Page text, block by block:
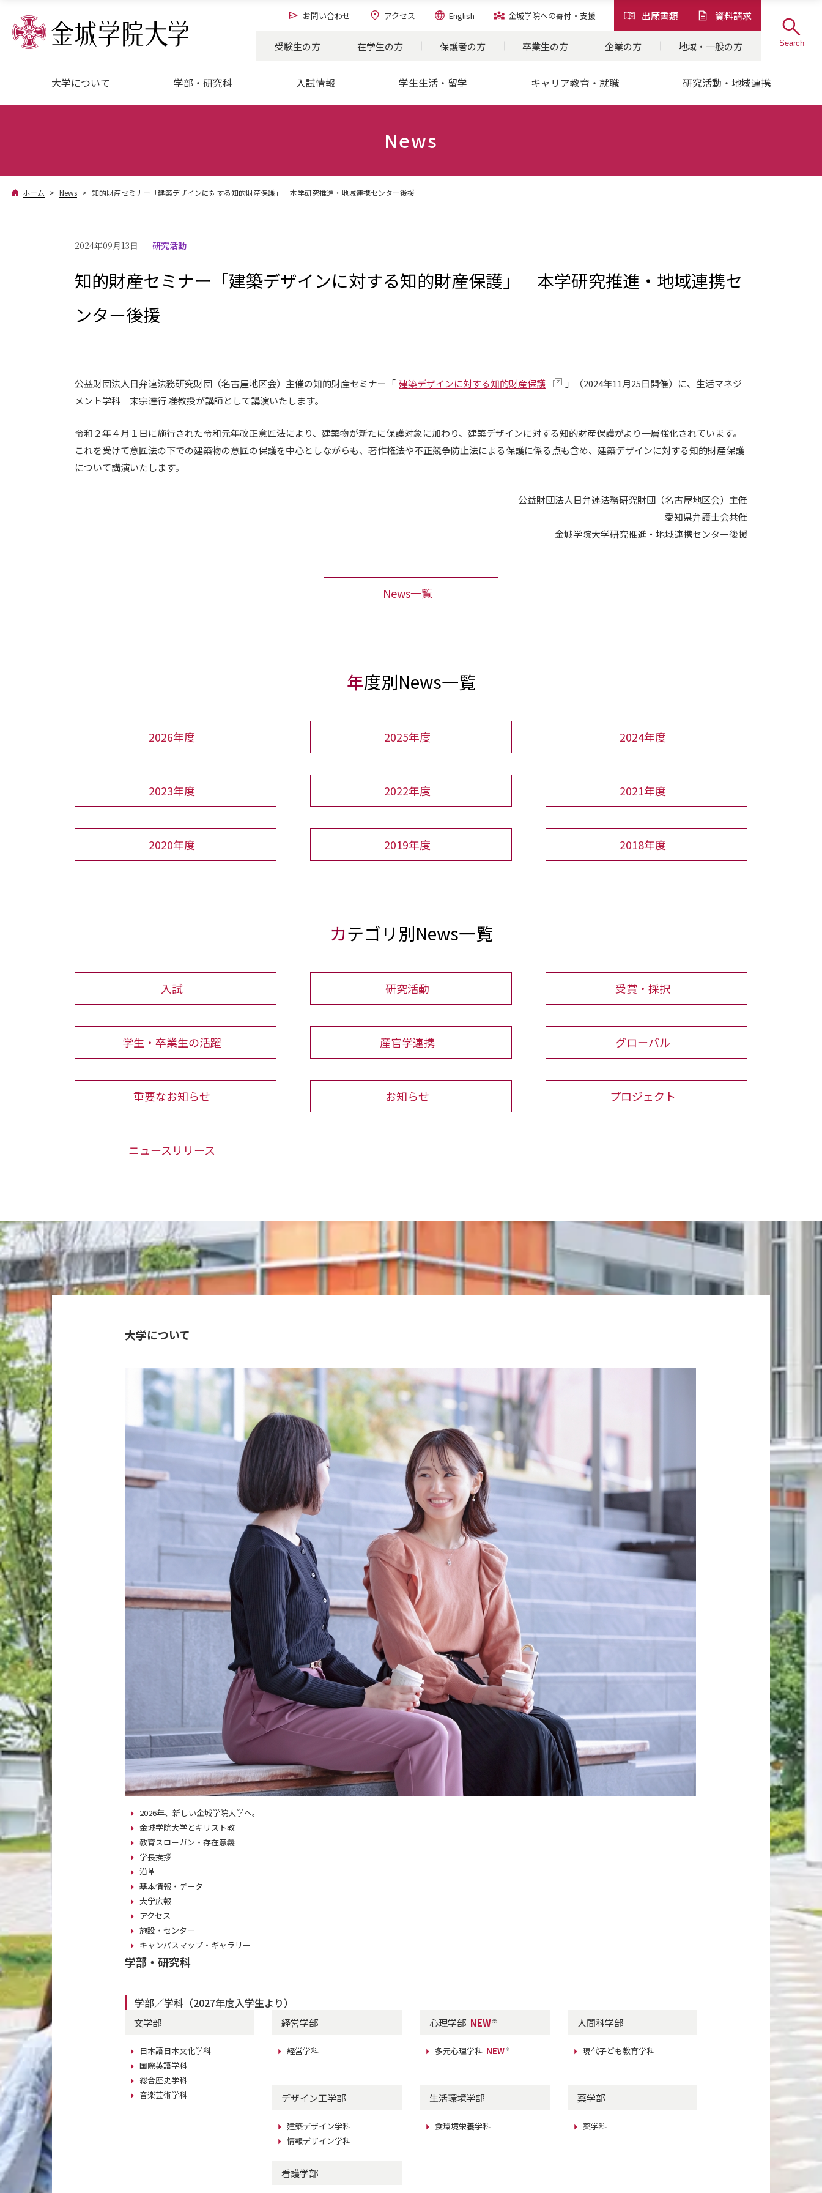
出願書類 資料請求
お問い合わせ アクセス English 金城学院への寄付・支援
受験生の方 在学生の方 保護者の方 卒業生の方 企業の方 地域・一般の方 Search
大学について 学部・研究科 入試情報 学生生活・留学 キャリア教育・就職 研究活動・地域連携
News
ホーム News 知的財産セミナー「建築デザインに対する知的財産保護」 本学研究推進・地域連携センター後援
2024年09月13日 研究活動
知的財産セミナー「建築デザインに対する知的財産保護」 本学研究推進・地域連携セ
ンター後援
公益財団法人日弁連法務研究財団（名古屋地区会）主催の知的財産セミナー「 建築デザインに対する知的財産保護
」（2024年11月25日開催）に、生活マネジ
メント学科 末宗達行 准教授が講師として講演いたします。
令和２年４月１日に施行された令和元年改正意匠法により、建築物が新たに保護対象に加わり、建築デザインに対する知的財産保護がより一層強化されています。
これを受けて意匠法の下での建築物の意匠の保護を中心としながらも、著作権法や不正競争防止法による保護に係る点も含め、建築デザインに対する知的財産保護
について講演いたします。
公益財団法人日弁連法務研究財団（名古屋地区会）主催
愛知県弁護士会共催
金城学院大学研究推進・地域連携センター後援
News一覧
年度別News一覧
2026年度 2025年度 2024年度
2023年度 2022年度 2021年度
2020年度 2019年度 2018年度
カテゴリ別News一覧
入試 研究活動 受賞・採択
学生・卒業生の活躍 産官学連携 グローバル
重要なお知らせ お知らせ プロジェクト
ニュースリリース
大学について
2026年、新しい金城学院大学へ。
金城学院大学とキリスト教
教育スローガン・存在意義
学長挨拶
沿革
基本情報・データ
大学広報
アクセス
施設・センター
キャンパスマップ・ギャラリー
学部・研究科
学部／学科（2027年度入学生より）
文学部
日本語日本文化学科
国際英語学科
総合歴史学科
音楽芸術学科
経営学部
経営学科
心理学部 NEW※
多元心理学科 NEW※
人間科学部
現代子ども教育学科
デザイン工学部
建築デザイン学科
情報デザイン学科
生活環境学部
食環境栄養学科
看護学部
薬学部
薬学科